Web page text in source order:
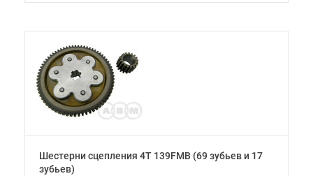
Шестерни сцепления 4Т 139FMB (69 зубьев и 17
зубьев)